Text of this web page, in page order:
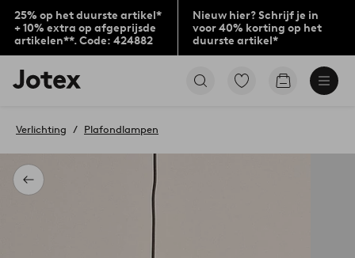
25% op het duurste artikel*
+ 10% extra op afgeprijsde
artikelen**. Code: 424882
Nieuw hier? Schrijf je in
voor 40% korting op het
duurste artikel*
Jotex
logo
to
home
page
Ga
Go
Terug
Verlichting Plafondlampen